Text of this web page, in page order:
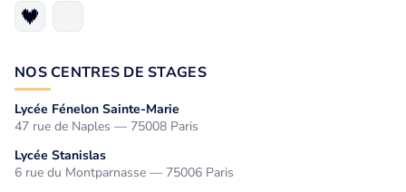
NOS CENTRES DE STAGES
Lycée Fénelon Sainte-Marie
47 rue de Naples — 75008 Paris
Lycée Stanislas
6 rue du Montparnasse — 75006 Paris